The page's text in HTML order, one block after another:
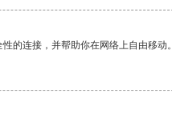
的连接，并帮助你在网络上自由移动。